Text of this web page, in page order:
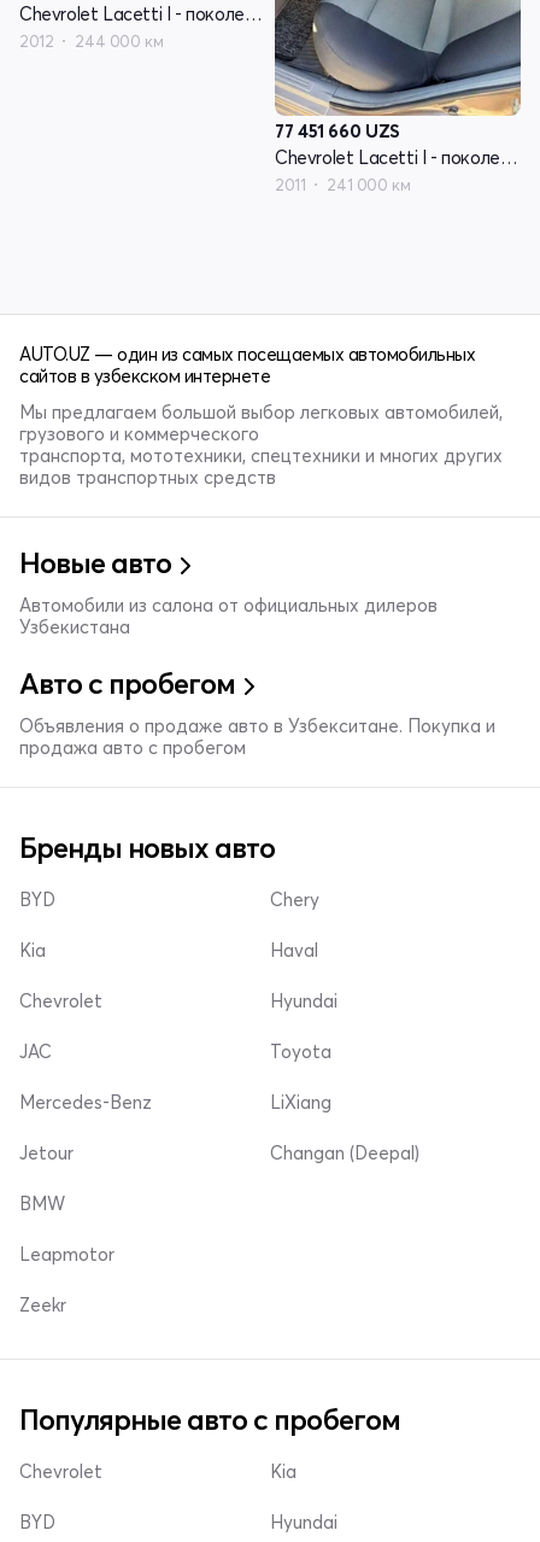
Chevrolet Lacetti I - поколение
2012 244 000 км
77 451 660 UZS
Chevrolet Lacetti I - поколение
2011 241 000 км
AUTO.UZ — один из самых посещаемых автомобильных
сайтов в узбекском интернете
Мы предлагаем большой выбор легковых автомобилей,
грузового и коммерческого
транспорта, мототехники, спецтехники и многих других
видов транспортных средств
Новые авто
Автомобили из салона от официальных дилеров
Узбекистана
Авто с пробегом
Объявления о продаже авто в Узбекситане. Покупка и
продажа авто с пробегом
Бренды новых авто
BYD
Kia
Chevrolet
Chery
Haval
Hyundai
JAC
Mercedes-Benz
Jetour
Toyota
LiXiang
Changan (Deepal)
BMW
Leapmotor
Zeekr
Популярные авто с пробегом
Chevrolet
BYD
Kia
Hyundai